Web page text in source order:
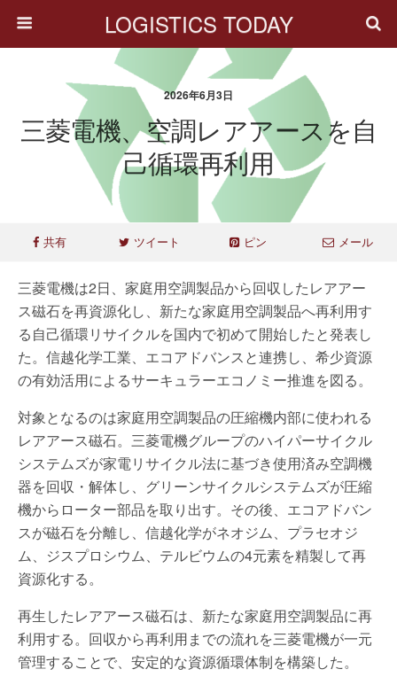
LOGISTICS TODAY
2026年6月3日
三菱電機、空調レアアースを自
己循環再利用
共有 ツイート ピン メール
三菱電機は2日、家庭用空調製品から回収したレアアー
ス磁石を再資源化し、新たな家庭用空調製品へ再利用す
る自己循環リサイクルを国内で初めて開始したと発表し
た。信越化学工業、エコアドバンスと連携し、希少資源
の有効活用によるサーキュラーエコノミー推進を図る。
対象となるのは家庭用空調製品の圧縮機内部に使われる
レアアース磁石。三菱電機グループのハイパーサイクル
システムズが家電リサイクル法に基づき使用済み空調機
器を回収・解体し、グリーンサイクルシステムズが圧縮
機からローター部品を取り出す。その後、エコアドバン
スが磁石を分離し、信越化学がネオジム、プラセオジ
ム、ジスプロシウム、テルビウムの4元素を精製して再
資源化する。
再生したレアアース磁石は、新たな家庭用空調製品に再
利用する。回収から再利用までの流れを三菱電機が一元
管理することで、安定的な資源循環体制を構築した。